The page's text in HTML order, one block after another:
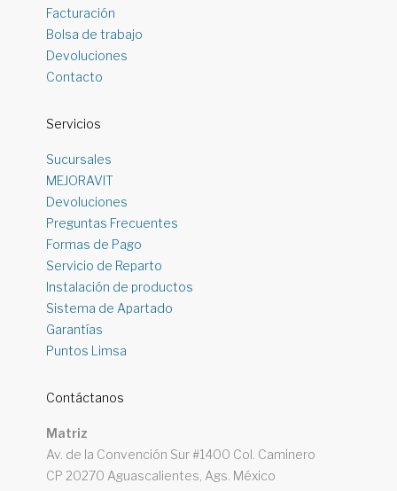
Facturación
Bolsa de trabajo
Devoluciones
Contacto
Servicios
Sucursales
MEJORAVIT
Devoluciones
Preguntas Frecuentes
Formas de Pago
Servicio de Reparto
Instalación de productos
Sistema de Apartado
Garantías
Puntos Limsa
Contáctanos
Matriz
Av. de la Convención Sur #1400 Col. Caminero
CP 20270 Aguascalientes, Ags. México